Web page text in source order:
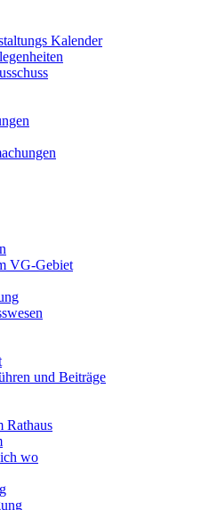
Kalender
VG-Gebiet
und Beiträge
Rathaus
wo